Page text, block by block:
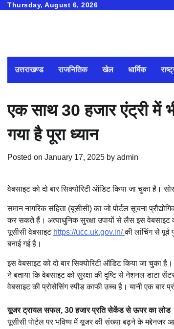
SkipThursday, August 6, 2026
उत्तराखण्ड राजनितिक खेल धार्मिक
एक साथ 30 हजार एंट्री में
गया है पूरा ध्यान
Posted on January 17, 2025 by admin
वेबसाइट को दो बार सिक्योरिटी ऑडिट किया जा चुका है।
समान नागरिक संहिता (यूसीसी) का जो पोर्टल सूचना
कर सकते हैं। अत्याधुनिक सुरक्षा उपायों से लैस इस वेबसाइट
यूसीसी वेबसाइट https://ucc.uk.gov.in/की लांचिंग से
बनाई गई है।
इस वेबसाइट को दो बार सिक्योरिटी ऑडिट किया जा चुका
ने बताया कि वेबसाइट को सुरक्षा की दृष्टि से नेशनल डाटा
वेबसाइट की प्रोसेसिंग स्पीड काफी उच्च है। यानी एक बार
यूजर ट्रायल सफल, 30 हजार प्रति सेकेंड से ऊपर का लोड
यूसीसी पोर्टल पर भविष्य में यूजर की संख्या बढ़ने के मद्देनजर